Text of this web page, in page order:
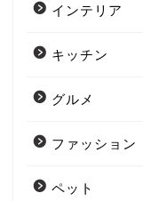
インテリア
キッチン
グルメ
ファッション
ペット